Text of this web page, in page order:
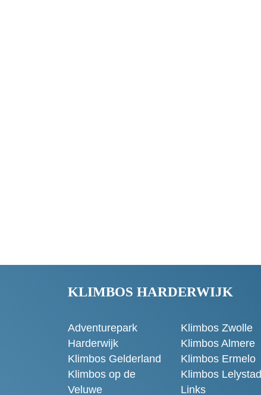
KLIMBOS HARDERWIJK
Adventurepark
Harderwijk
Klimbos Gelderland
Klimbos op de
Veluwe
Klimbos Zwolle
Klimbos Almere
Klimbos Ermelo
Klimbos Lelystad
Links